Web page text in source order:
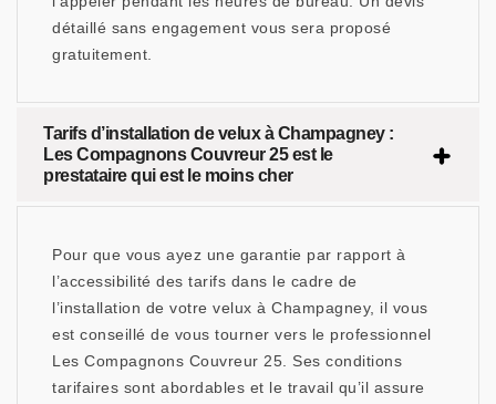
détaillé sans engagement vous sera proposé
gratuitement.
Tarifs d’installation de velux à Champagney :
Les Compagnons Couvreur 25 est le
prestataire qui est le moins cher
Pour que vous ayez une garantie par rapport à
l’accessibilité des tarifs dans le cadre de
l’installation de votre velux à Champagney, il vous
est conseillé de vous tourner vers le professionnel
Les Compagnons Couvreur 25. Ses conditions
tarifaires sont abordables et le travail qu’il assure